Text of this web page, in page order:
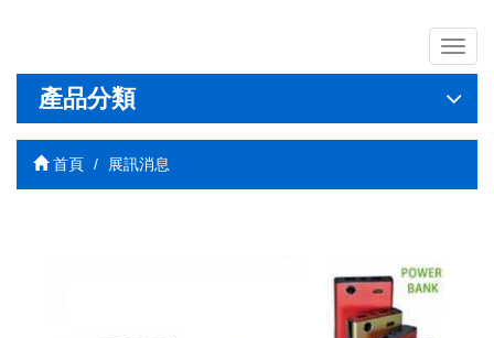
導
覽
列
關
產品分類
首頁 展訊消息